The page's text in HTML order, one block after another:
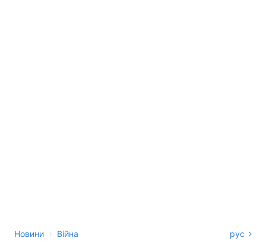
Новини › Війна рус